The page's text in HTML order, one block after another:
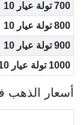
700 تولة عيار 10
800 تولة عيار 10
900 تولة عيار 10
1000 تولة عيار 10
أسعار الذهب